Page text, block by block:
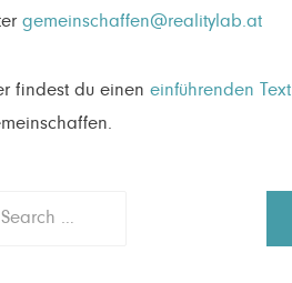
gemeinschaffen@realitylab.at
findest du einen einführenden Text